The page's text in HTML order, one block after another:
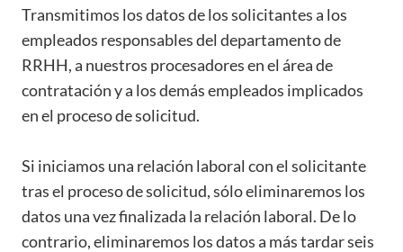
Transmitimos los datos de los solicitantes a los
empleados responsables del departamento de
RRHH, a nuestros procesadores en el área de
contratación y a los demás empleados implicados
en el proceso de solicitud.
Si iniciamos una relación laboral con el solicitante
tras el proceso de solicitud, sólo eliminaremos los
datos una vez finalizada la relación laboral. De lo
contrario, eliminaremos los datos a más tardar seis